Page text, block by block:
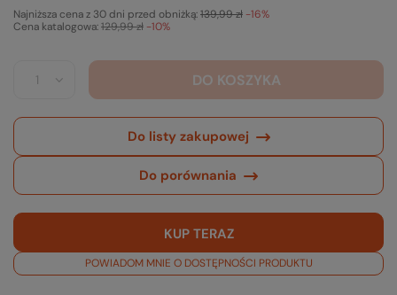
Cena katalogowa:129,99 zł -10%
Najniższa cena z 30 dni przed obniżką:139,99 zł -16%
DO KOSZYKA
Do listy zakupowej
Do porównania
KUP TERAZ
POWIADOM MNIE O DOSTĘPNOŚCI PRODUKTU